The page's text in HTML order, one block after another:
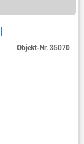
Objekt-Nr.35070